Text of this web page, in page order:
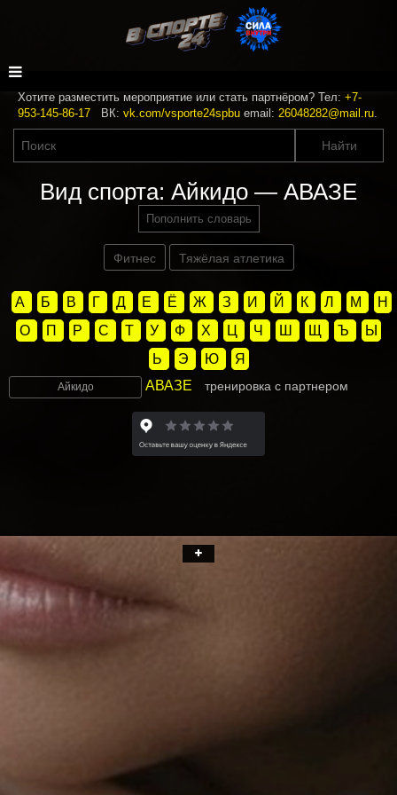
Хотите разместить мероприятие или стать партнёром? Тел: +7-
953-145-86-17 ВК: vk.com/vsporte24spbu email: 26048282@mail.ru.
Вид спорта: Айкидо — АВАЗЕ
Пополнить словарь
Фитнес Тяжёлая атлетика
А Б В Г Д Е Ё Ж З И Й К Л М
Н
О
П Р С Т У Ф Х Ц Ч Ш Щ Ъ
Ы
Ь
Э Ю Я
Айкидо АВАЗЕ тренировка с партнером